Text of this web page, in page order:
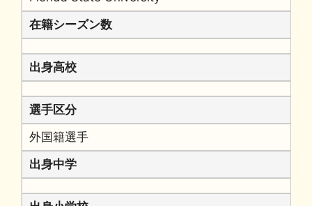
在籍シーズン数
出身高校
選手区分
外国籍選手
出身中学